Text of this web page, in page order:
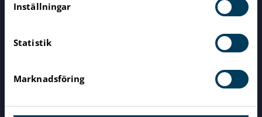
Inställningar
Statistik
Marknadsföring
Tillgänglighetsanpassad entré: Kungsgatan